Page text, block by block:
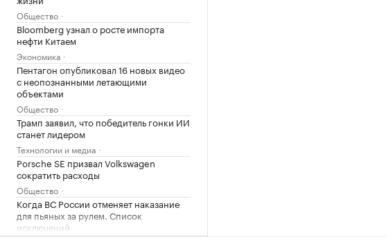
Общество
Bloomberg узнал о росте импорта
нефти Китаем
Экономика
Пентагон опубликовал 16 новых видео
с неопознанными летающими
объектами
Общество
Трамп заявил, что победитель гонки ИИ
станет лидером
Технологии и медиа
Porsche SE призвал Volkswagen
сократить расходы
Общество
Когда ВС России отменяет наказание
для пьяных за рулем. Список
исключений